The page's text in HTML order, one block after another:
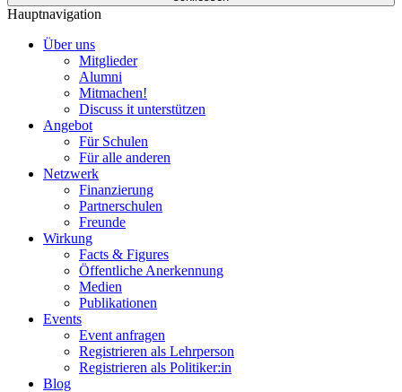
Hauptnavigation
Über uns
Mitglieder
Alumni
Mitmachen!
Discuss it unterstützen
Angebot
Für Schulen
Für alle anderen
Netzwerk
Finanzierung
Partnerschulen
Freunde
Wirkung
Facts & Figures
Öffentliche Anerkennung
Medien
Publikationen
Events
Event anfragen
Registrieren als Lehrperson
Registrieren als Politiker:in
Blog